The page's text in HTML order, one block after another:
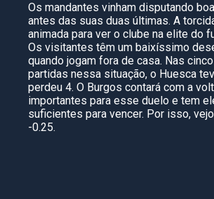
Os mandantes vinham disputando
antes das suas duas últimas. A
animada para ver o clube na elite do
Os visitantes têm um baixíssimo
quando jogam fora de casa. Nas
partidas nessa situação, o Huesca
perdeu 4. O Burgos contará com a
importantes para esse duelo e tem
suficientes para vencer. Por isso,
-0.25.